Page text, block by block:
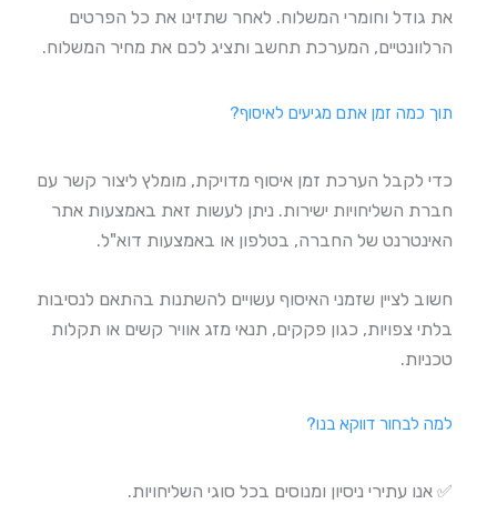
את גודל וחומרי המשלוח. לאחר שתזינו את כל הפרטים
הרלוונטיים, המערכת תחשב ותציג לכם את מחיר המשלוח.
תוך כמה זמן אתם מגיעים לאיסוף?
כדי לקבל הערכת זמן איסוף מדויקת, מומלץ ליצור קשר עם
חברת השליחויות ישירות. ניתן לעשות זאת באמצעות אתר
האינטרנט של החברה, בטלפון או באמצעות דוא"ל.
חשוב לציין שזמני האיסוף עשויים להשתנות בהתאם לנסיבות
בלתי צפויות, כגון פקקים, תנאי מזג אוויר קשים או תקלות
טכניות.
למה לבחור דווקא בנו?
✅ אנו עתירי ניסיון ומנוסים בכל סוגי השליחויות.